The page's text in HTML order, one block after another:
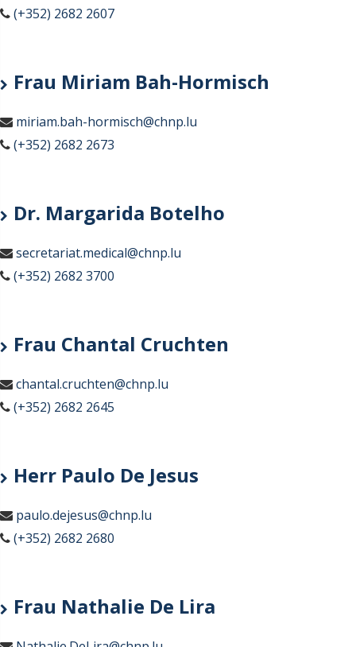
(+352) 2682 2607
Frau Miriam Bah-Hormisch
miriam.bah-hormisch@chnp.lu
(+352) 2682 2673
Dr. Margarida Botelho
secretariat.medical@chnp.lu
(+352) 2682 3700
Frau Chantal Cruchten
chantal.cruchten@chnp.lu
(+352) 2682 2645
Herr Paulo De Jesus
paulo.dejesus@chnp.lu
(+352) 2682 2680
Frau Nathalie De Lira